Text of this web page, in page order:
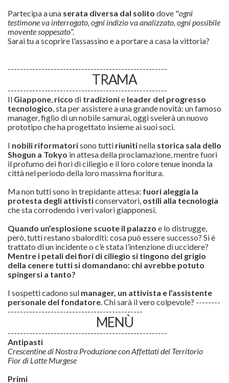
Partecipa a una serata diversa dal solito dove "ogni
testimone va interrogato, ogni indizio va analizzato, ogni possibile
movente soppesato”.
Sarai tu a scoprire l'assassino e a portare a casa la vittoria?
----------------------------------------------------
TRAMA
----------------------------------------------------
Il Giappone, ricco di tradizionie leader del progresso
tecnologico, sta per assistere a una grande novità: un famoso
manager, figlio di un nobile samurai, oggi svelerà un nuovo
prototipo che ha progettato insieme ai suoi soci.
I nobili riformatorisono tutti riunitinella storica sala dello
Shogun a Tokyo in attesa della proclamazione, mentre fuori
il profumo dei fiori di ciliegio e il loro colore tenue inonda la
città nel periodo della loro massima fioritura.
Ma non tutti sono in trepidante attesa: fuori aleggia la
protesta degli attivisticonservatori, ostili alla tecnologia
che sta corrodendo i veri valori giapponesi.
Quando un’esplosione scuote il palazzo e lo distrugge,
però, tutti restano sbalorditi: cosa può essere successo? Si è
trattato di un incidente o c’è stata l’intenzione di uccidere?
Mentre i petali dei fiori di ciliegio si tingono del grigio
della cenere tutti si domandano: chi avrebbe potuto
spingersi a tanto?
I sospetti cadono sul manager, un attivista e l’assistente
personale del fondatore. Chi sarà il vero colpevole? --------
--------------------------------------------
MENÙ
----------------------------------------------------
Antipasti
Crescentine di Nostra Produzione con Affettati del Territorio
Fior di Latte Murgese
Primi